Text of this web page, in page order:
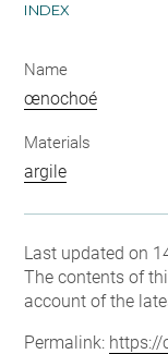
INDEX
Name
œnochoé
Materials
argile
Last updated on
The contents of
account of the
Permalink: https://